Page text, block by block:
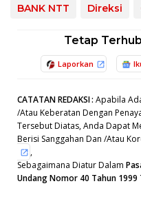
BANK NTT Direksi
Tetap
Laporkan
CATATAN REDAKSI: Apabila
/Atau Keberatan Dengan
Tersebut Diatas, Anda Dapat
Berisi Sanggahan Dan /Atau
,
Sebagaimana Diatur Dalam
Undang Nomor 40 Tahun 1999